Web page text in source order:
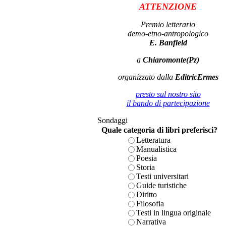
ATTENZIONE
Premio letterario
demo-etno-antropologico
E. Banfield
a Chiaromonte(Pz)
organizzato dalla EditricErmes
presto sul nostro sito
il bando di partecipazione
Sondaggi
Quale categoria di libri preferisci?
Letteratura
Manualistica
Poesia
Storia
Testi universitari
Guide turistiche
Diritto
Filosofia
Testi in lingua originale
Narrativa